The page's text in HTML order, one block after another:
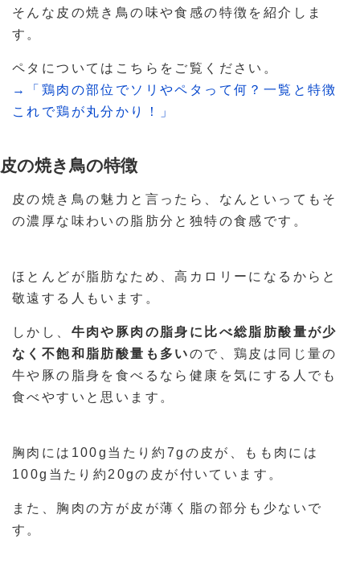
そんな皮の焼き鳥の味や食感の特徴を紹介しま
す。
ペタについてはこちらをご覧ください。
→「鶏肉の部位でソリやペタって何？一覧と特徴
これで鶏が丸分かり！」
皮の焼き鳥の特徴
皮の焼き鳥の魅力と言ったら、なんといってもそ
の濃厚な味わいの脂肪分と独特の食感です。
ほとんどが脂肪なため、高カロリーになるからと
敬遠する人もいます。
しかし、 牛肉や豚肉の脂身に比べ総脂肪酸量が少
なく不飽和脂肪酸量も多いので、鶏皮は同じ量の
牛や豚の脂身を食べるなら健康を気にする人でも
食べやすいと思います。
胸肉には100g当たり約7gの皮が、もも肉には
100g当たり約20gの皮が付いています。
また、胸肉の方が皮が薄く脂の部分も少ないで
す。